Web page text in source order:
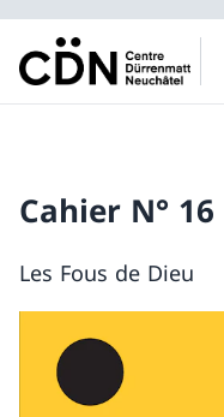
Cahier N° 16
Les Fous de Dieu